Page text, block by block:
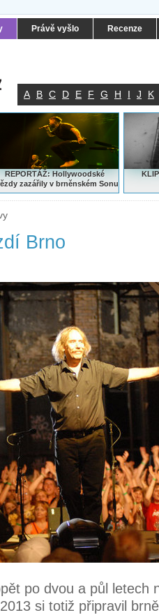
Právě vyšlo Recenze
A B C D E F G H I J K
REPORTÁŽ: Hollywoodské
zazářily v brněnském Sonu
Brno
po dvou a půl letech
si totiž připravil